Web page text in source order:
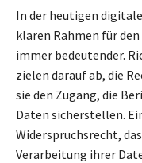
In der heutigen
klaren Rahmen für
immer bedeutender.
zielen darauf ab, die
sie den Zugang, die
Daten sicherstellen.
Widerspruchsrecht,
Verarbeitung ihrer